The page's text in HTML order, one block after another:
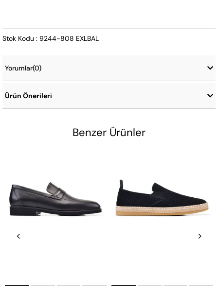
Stok Kodu : 9244-808 EXLBAL
Yorumlar(0)
Ürün Önerileri
Benzer Ürünler